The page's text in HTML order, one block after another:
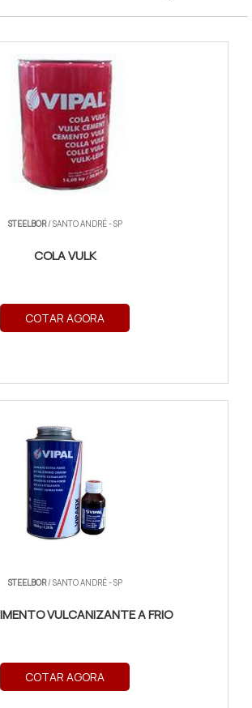
STEELBOR/ SANTO ANDRÉ - SP
COLA VULK
COTAR AGORA
STEELBOR/ SANTO ANDRÉ - SP
VULCANIZANTE A FRIO
COTAR AGORA